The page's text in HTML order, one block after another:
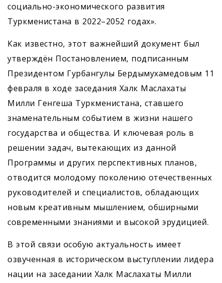
социально-экономического развития
Туркменистана в 2022–2052 годах».
Как известно, этот важнейший документ был
утверждён Постановлением, подписанным
Президентом Гурбангулы Бердымухамедовым 11
февраля в ходе заседания Халк Маслахаты
Милли Генгеша Туркменистана, ставшего
знаменательным событием в жизни нашего
государства и общества. И ключевая роль в
решении задач, вытекающих из данной
Программы и других перспективных планов,
отводится молодому поколению отечественных
руководителей и специалистов, обладающих
новым креативным мышлением, обширными
современными знаниями и высокой эрудицией.
В этой связи особую актуальность имеет
озвученная в историческом выступлении лидера
нации на заседании Халк Маслахаты Милли